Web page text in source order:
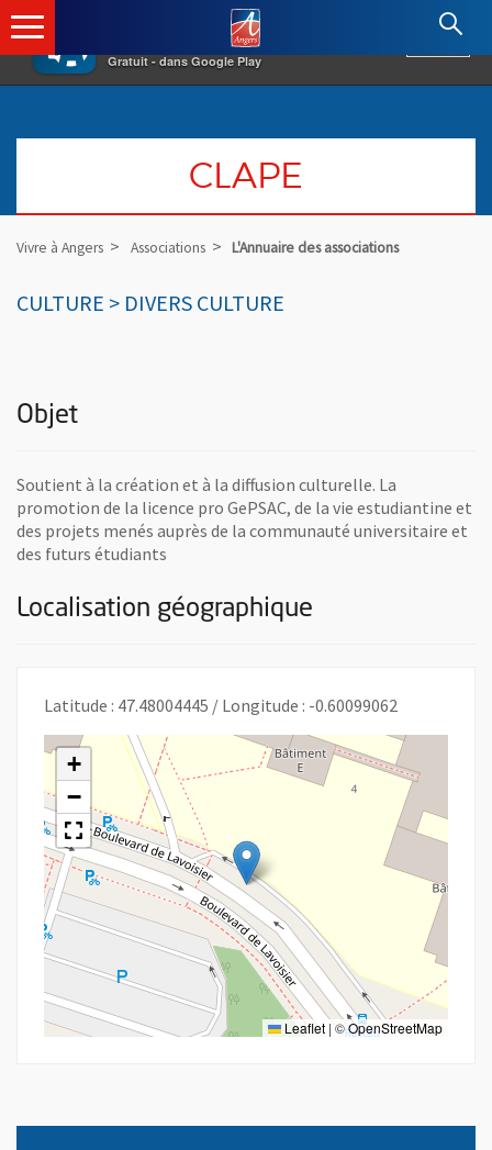
×
Gratuit - dans Google Play
Angers.fr : Retour à l'accueil
CLAPE
Vivre à Angers Associations L'Annuaire des associations
CULTURE > DIVERS CULTURE
Objet
Soutient à la création et à la diffusion culturelle. La
promotion de la licence pro GePSAC, de la vie estudiantine et
des projets menés auprès de la communauté universitaire et
des futurs étudiants
Localisation géographique
Latitude : 47.48004445 / Longitude : -0.60099062
+
−
Leaflet | ©OpenStreetMap